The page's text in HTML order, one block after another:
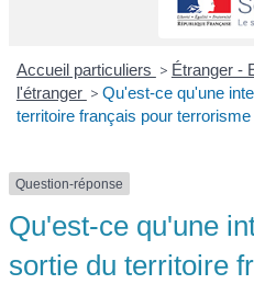
Accueil particuliers > Étranger -
l'étranger > Qu'est-ce qu'une
territoire français pour terrorisme
Question-réponse
Qu'est-ce qu'une
sortie du territoire